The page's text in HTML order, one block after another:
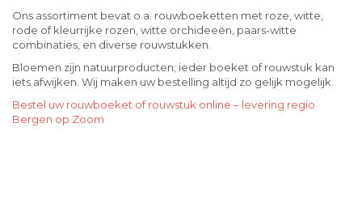
Ons assortiment bevat o.a. rouwboeketten met roze, witte,
rode of kleurrijke rozen, witte orchideeën, paars-witte
combinaties, en diverse rouwstukken.
Bloemen zijn natuurproducten; ieder boeket of rouwstuk kan
iets afwijken. Wij maken uw bestelling altijd zo gelijk mogelijk.
Bestel uw rouwboeket of rouwstuk online – levering regio
Bergen op Zoom